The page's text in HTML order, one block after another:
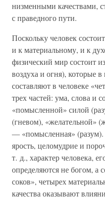
низменными качествами,
с праведного пути.
Поскольку человек
и к материальному, и к
физический мир состоит
воздуха и огня), которые
составляют в человеке
трех частей: ума, слова и
«помысленной» силой
(гневом), «желательной»
— «помысленная»
ярость, целомудрие и
т. д., характер человека,
определяются не богом, а
соков», четырех
качества оказывают